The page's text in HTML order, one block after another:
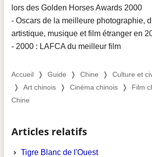
lors des Golden Horses Awards 2000
- Oscars de la meilleure photographie,
artistique, musique et film étranger en
- 2000 : LAFCA du meilleur film
Accueil ❭ Guide ❭ Chine ❭ Culture et
❭ Art chinois ❭ Cinéma chinois ❭ Film
Chine
Articles relatifs
Tigre Blanc de l'Ouest